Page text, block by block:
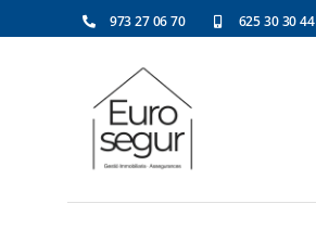
al
973 27 06 70 625 30 30 44